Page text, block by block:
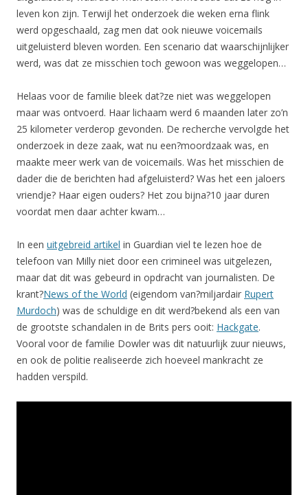
leven kon zijn. Terwijl het onderzoek die weken erna flink
werd opgeschaald, zag men dat ook nieuwe voicemails
uitgeluisterd bleven worden. Een scenario dat waarschijnlijker
werd, was dat ze misschien toch gewoon was weggelopen…
Helaas voor de familie bleek dat?ze niet was weggelopen
maar was ontvoerd. Haar lichaam werd 6 maanden later zo’n
25 kilometer verderop gevonden. De recherche vervolgde het
onderzoek in deze zaak, wat nu een?moordzaak was, en
maakte meer werk van de voicemails. Was het misschien de
dader die de berichten had afgeluisterd? Was het een jaloers
vriendje? Haar eigen ouders? Het zou bijna?10 jaar duren
voordat men daar achter kwam…
In een uitgebreid artikel in Guardian viel te lezen hoe de
telefoon van Milly niet door een crimineel was uitgelezen,
maar dat dit was gebeurd in opdracht van journalisten. De
krant?News of the World (eigendom van?miljardair Rupert
Murdoch) was de schuldige en dit werd?bekend als een van
de grootste schandalen in de Brits pers ooit: Hackgate.
Vooral voor de familie Dowler was dit natuurlijk zuur nieuws,
en ook de politie realiseerde zich hoeveel mankracht ze
hadden verspild.